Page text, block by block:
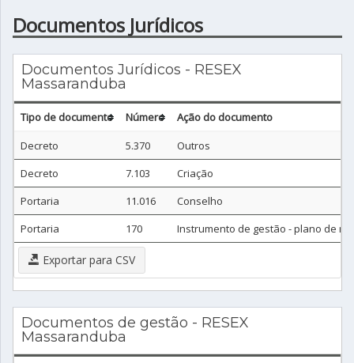
Documentos Jurídicos
Documentos Jurídicos - RESEX
Massaranduba
Tipo de documento Número
Ação do documento
Decreto
5.370
Outros
Decreto
7.103
Criação
Portaria
11.016
Conselho
Portaria
170 Instrumento de gestão - plano de
Exportar para CSV
Documentos de gestão - RESEX
Massaranduba